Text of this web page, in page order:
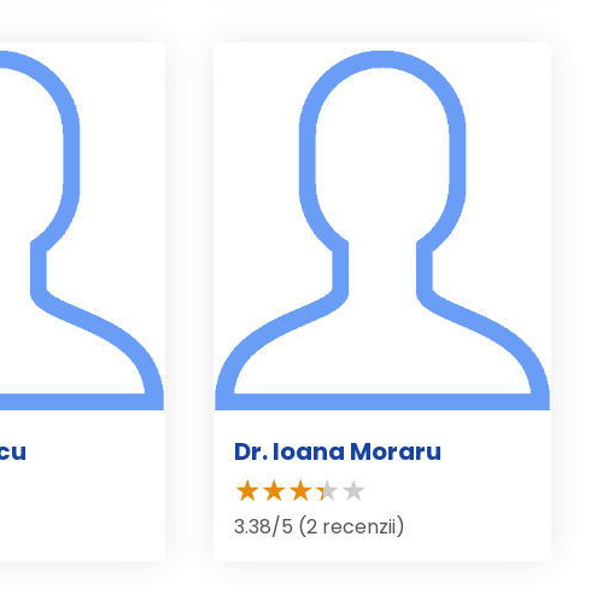
Dr. Ioana Moraru
3.38/5 (2 recenzii)